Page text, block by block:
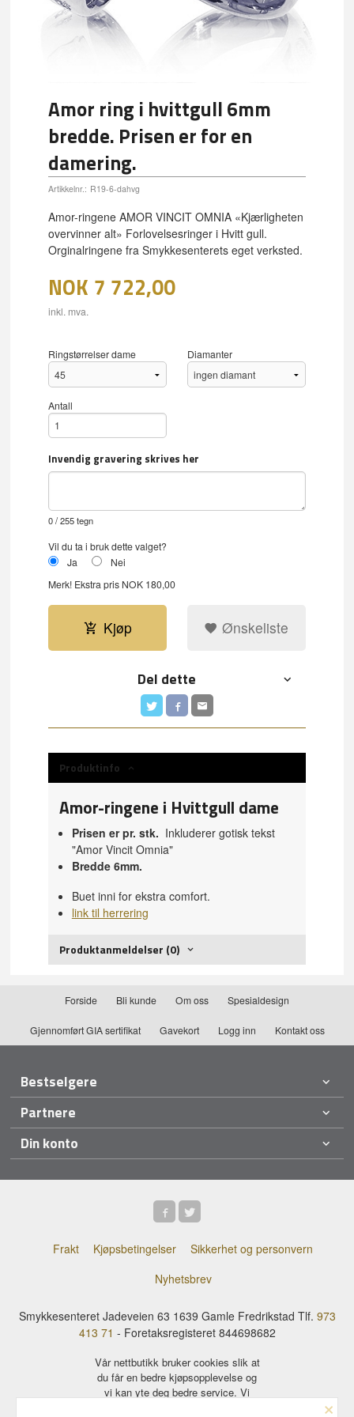
Amor ring i hvittgull 6mm
bredde. Prisen er for en
damering.
Artikkelnr.: R19-6-dahvg
Amor-ringene AMOR VINCIT OMNIA «Kjærligheten
overvinner alt» Forlovelsesringer i Hvitt gull.
Orginalringene fra Smykkesenterets eget verksted.
NOK 7 722,00
inkl. mva.
Ringstørrelser dame Diamanter
Antall
Invendig gravering skrives her
0/ 255 tegn
Vil du ta i bruk dette valget?
Ja
Nei
Merk! Ekstra pris NOK 180,00
Kjøp Ønskeliste
Del dette
Produktinfo
Amor-ringene i Hvittgull dame
Prisen er pr. stk. Inkluderer gotisk tekst
"Amor Vincit Omnia"
Bredde 6mm.
Buet inni for ekstra comfort.
link til herrering
Produktanmeldelser (0)
Forside Bli kunde Om oss Spesialdesign
Gjennomført GIA sertifikat Gavekort Logg inn Kontakt oss
Bestselgere
Partnere
Din konto
Frakt Kjøpsbetingelser
Sikkerhet og personvern
Nyhetsbrev
Smykkesenteret Jadeveien 63 1639 Gamle Fredrikstad Tlf. 973
413 71 - Foretaksregisteret 844698682
Vår nettbutikk bruker cookies slik at
du får en bedre kjøpsopplevelse og
vi kan yte deg bedre service. Vi
×